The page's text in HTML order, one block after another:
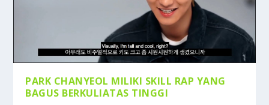
PARK CHANYEOL MILIKI SKILL RAP YANG
BAGUS BERKULIATAS TINGGI